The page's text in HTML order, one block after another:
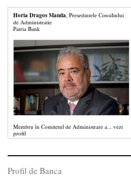
Horia Dragos Manda , Presedintele Consiliului
de Administratie
Patria Bank
Membru în Comitetul de Administrare a... vezi
profil
Profil de Banca